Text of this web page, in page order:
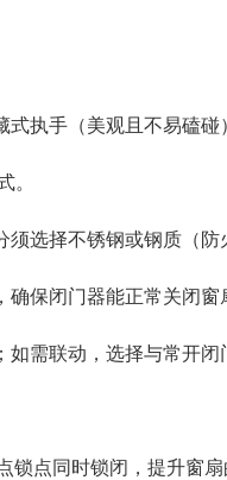
执手（美观且不易磕碰
。
择不锈钢或钢质（防
保闭门器能正常关闭窗
需联动，选择与常开闭
点同时锁闭，提升窗扇